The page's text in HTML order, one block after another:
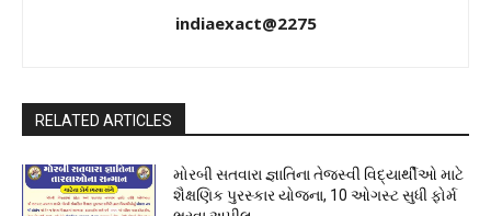
indiaexact@2275
RELATED ARTICLES
મોરબી સતવારા જ્ઞાતિના તેજસ્વી વિદ્યાર્થીઓ માટે
શૈક્ષણિક પુરસ્કાર યોજના, 10 ઓગસ્ટ સુધી ફોર્મ